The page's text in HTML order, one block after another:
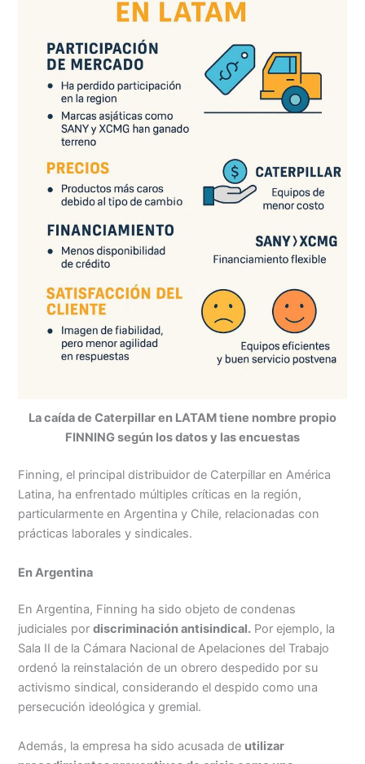
La caída de Caterpillar en LATAM tiene nombre propio
FINNING según los datos y las encuestas
Finning, el principal distribuidor de Caterpillar en América
Latina, ha enfrentado múltiples críticas en la región,
particularmente en Argentina y Chile, relacionadas con
prácticas laborales y sindicales.
En Argentina
En Argentina, Finning ha sido objeto de condenas
judiciales pordiscriminación antisindical. Por ejemplo, la
Sala II de la Cámara Nacional de Apelaciones del Trabajo
ordenó la reinstalación de un obrero despedido por su
activismo sindical, considerando el despido como una
persecución ideológica y gremial.
Además, la empresa ha sido acusada de utilizar